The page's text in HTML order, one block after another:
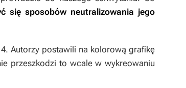
się sposobów neutralizowania jego
Autorzy postawili na kolorową grafikę
przeszkodzi to wcale w wykreowaniu